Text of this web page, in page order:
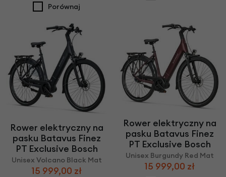
Porównaj
Rower elektryczny na
pasku Batavus Finez
PT Exclusive Bosch
Unisex Volcano Black Mat
15 999,00 zł
Rower elektryczny na
pasku Batavus Finez
PT Exclusive Bosch
Unisex Burgundy Red Mat
15 999,00 zł